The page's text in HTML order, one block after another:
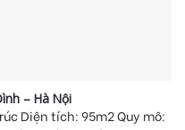
– Hà Nội
Diện tích: 95m2 Quy mô: